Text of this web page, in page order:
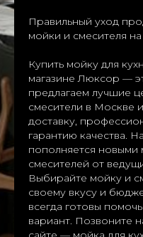
Правильный уход
мойки и смесителя на
Купить мойку для
магазине Люксор —
предлагаем лучшие
смесители в Москве
доставку,
гарантию качества.
пополняется
смесителей от
Выбирайте мойку и
своему вкусу и
всегда готовы
вариант. Позвоните